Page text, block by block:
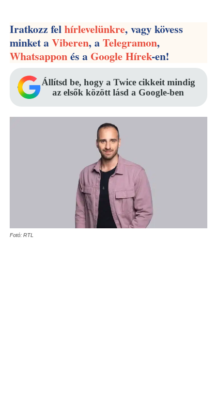
Iratkozz felhírlevelünkre, vagy kövess
minket aViberen, aTelegramon,
Whatsapponés aGoogle Hírek-en!
Állítsd be, hogy a Twice cikkeit mindig
az elsők között lásd a Google-ben
Fotó: RTL